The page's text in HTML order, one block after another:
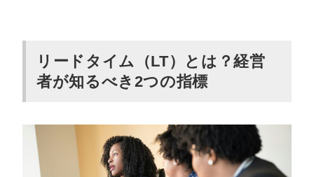
リードタイム短縮で得られるメリット5つ
需要変動に対応しやすくなる
キャッシュフローが大幅に改善する
リードタイム（LT）とは？経営
者が知るべき2つの指標